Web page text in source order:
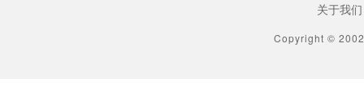
关于我们
Copyright ©